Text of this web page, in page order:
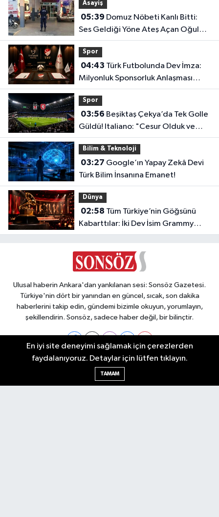
Asayiş
05:39
Ses Geldiği Yöne Ateş Açan Oğul
Babasını Öldürdü!
Spor
04:43
Milyonluk Sponsorluk Anlaşması
Uzatıldı!
Spor
03:56
Güldü! Italiano: "Cesur Olduk ve
Karşılığını Aldık"
Bilim & Teknoloji
03:27
Türk Bilim İnsanına Emanet!
Dünya
02:58
Kabarttılar: İki Dev İsim Grammy
Jürisine Seçildi!
Ulusal haberin Ankara'dan yankılanan sesi: Sonsöz Gazetesi.
Türkiye'nin dört bir yanından en güncel, sıcak, son dakika
haberlerini takip edin, gündemi bizimle okuyun, yorumlayın,
şekillendirin. Sonsöz, sadece haber değil, bir bilinçtir.
Ankara Nöbetçi Eczaneler
En iyi site deneyimi sağlamak için çerezlerden
faydalanıyoruz. Detaylar için lütfen tıklayın.
TAMAM